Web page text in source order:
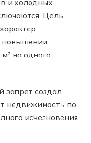
и холодных
Цель
повышении
на одного
запрет создал
недвижимость по
исчезновения